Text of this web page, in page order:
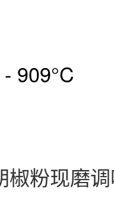
909°C
椒粉现磨